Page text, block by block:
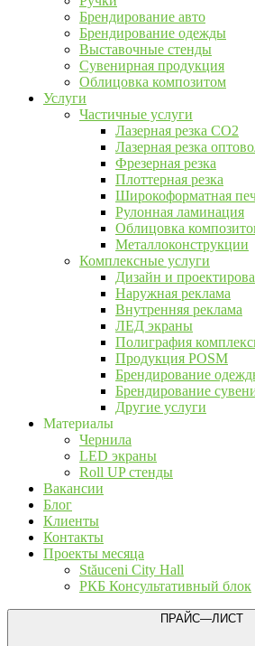
Брендирование авто
Брендирование одежды
Выставочные стенды
Сувенирная продукция
Облицовка композитом
Услуги
Частичные услуги
Лазерная резка CO2
Лазерная резка
Фрезерная резка
Плоттерная резка
Широкоформатная
Рулонная ламинация
Облицовка
Металлоконструкции
Комплексные услуги
Дизайн и
Наружная реклама
Внутренняя реклама
ЛЕД экраны
Полиграфия
Продукция POSM
Брендирование
Брендирование
Другие услуги
Материалы
Чернила
LED экраны
Roll UP стенды
Вакансии
Блог
Клиенты
Контакты
Проекты месяца
Stăuceni City Hall
РКБ Консультативный блок
ПРАЙС—ЛИСТ